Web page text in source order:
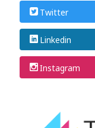
Twitter
Linkedin
Instagram